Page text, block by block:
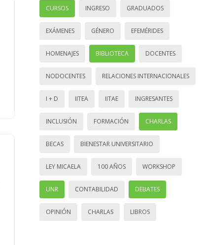
CURSOS INGRESO GRADUADOS
EXÁMENES GÉNERO EFEMÉRIDES
HOMENAJES BIBLIOTECA DOCENTES
NODOCENTES RELACIONES INTERNACIONALES
I + D IITEA IITAE INGRESANTES
INCLUSIÓN FORMACIÓN CHARLAS
BECAS BIENESTAR UNIVERSITARIO
LEY MICAELA 100 AÑOS WORKSHOP
UNR CONTABILIDAD DEBATES
OPINIÓN CHARLAS LIBROS